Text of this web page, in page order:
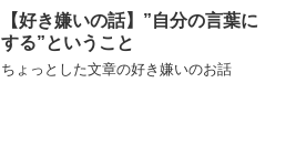
です。私は実は言い出...
【好き嫌いの話】”自分の言葉に
する”ということ
ちょっとした文章の好き嫌いのお話